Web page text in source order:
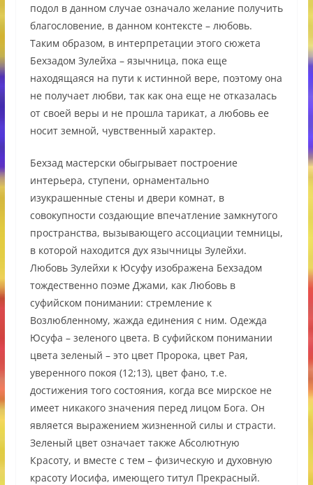
подол в данном случае означало желание получить
благословение, в данном контексте – любовь.
Таким образом, в интерпретации этого сюжета
Бехзадом Зулейха – язычница, пока еще
находящаяся на пути к истинной вере, поэтому она
не получает любви, так как она еще не отказалась
от своей веры и не прошла тарикат, а любовь ее
носит земной, чувственный характер.
Бехзад мастерски обыгрывает построение
интерьера, ступени, орнаментально
изукрашенные стены и двери комнат, в
совокупности создающие впечатление замкнутого
пространства, вызывающего ассоциации темницы,
в которой находится дух язычницы Зулейхи.
Любовь Зулейхи к Юсуфу изображена Бехзадом
тождественно поэме Джами, как Любовь в
суфийском понимании: стремление к
Возлюбленному, жажда единения с ним. Одежда
Юсуфа – зеленого цвета. В суфийском понимании
цвета зеленый – это цвет Пророка, цвет Рая,
уверенного покоя (12;13), цвет фано, т.е.
достижения того состояния, когда все мирское не
имеет никакого значения перед лицом Бога. Он
является выражением жизненной силы и страсти.
Зеленый цвет означает также Абсолютную
Красоту, и вместе с тем – физическую и духовную
красоту Иосифа, имеющего титул Прекрасный.